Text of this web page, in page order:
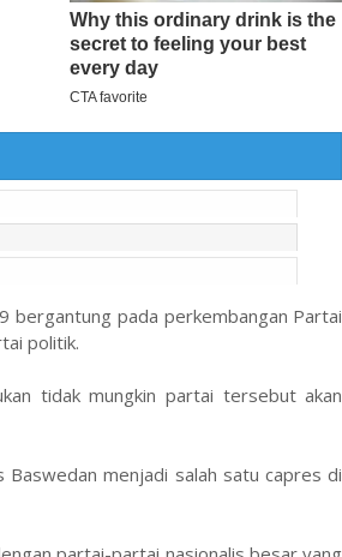
bergantung pada perkembangan Partai
politik.
tidak mungkin partai tersebut akan
Baswedan menjadi salah satu capres di